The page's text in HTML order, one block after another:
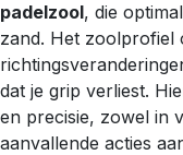
padelzool, die
zand. Het zoolprofiel
dat je grip verliest.
en precisie, zowel in
aanvallende acties